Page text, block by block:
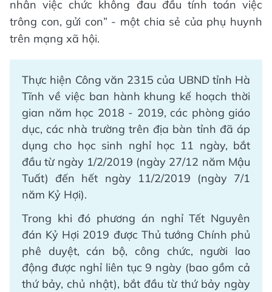
nhân việc chức không đau đầu tính toán việc
trông con, gửi con” - một chia sẻ của phụ huynh
trên mạng xã hội.
Thực hiện Công văn 2315 của UBND tỉnh Hà
Tĩnh về việc ban hành khung kế hoạch thời
gian năm học 2018 - 2019, các phòng giáo
dục, các nhà trường trên địa bàn tỉnh đã áp
dụng cho học sinh nghỉ học 11 ngày, bắt
đầu từ ngày 1/2/2019 (ngày 27/12 năm Mậu
Tuất) đến hết ngày 11/2/2019 (ngày 7/1
năm Kỷ Hợi).
Trong khi đó phương án nghỉ Tết Nguyên
đán Kỷ Hợi 2019 được Thủ tướng Chính phủ
phê duyệt, cán bộ, công chức, người lao
động được nghỉ liên tục 9 ngày (bao gồm cả
thứ bảy, chủ nhật), bắt đầu từ thứ bảy ngày